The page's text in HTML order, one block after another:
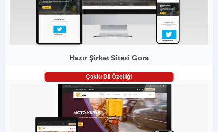
Hazır Şirket Sitesi Gora
Çoklu Dil Özelliği